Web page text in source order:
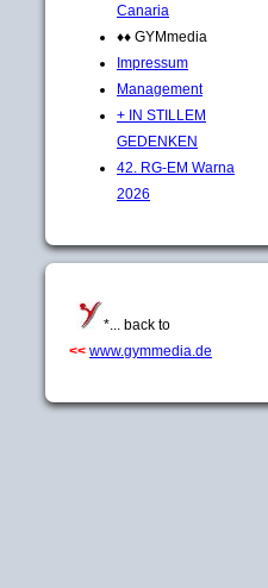
Canaria
♦♦ GYMmedia
Impressum
Management
+ IN STILLEM
GEDENKEN
42. RG-EM Warna
2026
*... back to
<< www.gymmedia.de